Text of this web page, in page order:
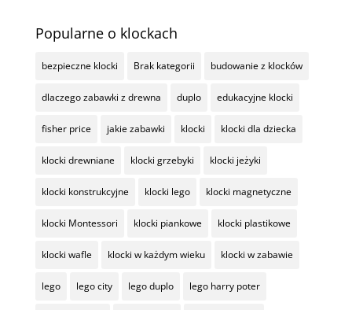
Popularne o klockach
bezpieczne klocki Brak kategorii budowanie z klocków
dlaczego zabawki z drewna duplo edukacyjne klocki
fisher price jakie zabawki klocki klocki dla dziecka
klocki drewniane klocki grzebyki klocki jeżyki
klocki konstrukcyjne klocki lego klocki magnetyczne
klocki Montessori klocki piankowe klocki plastikowe
klocki wafle klocki w każdym wieku klocki w zabawie
lego lego city lego duplo lego harry poter